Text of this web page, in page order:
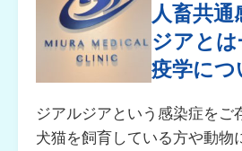
人畜共
ジアと
疫学に
ジアルジアという感染症をご
犬猫を飼育している方や動物